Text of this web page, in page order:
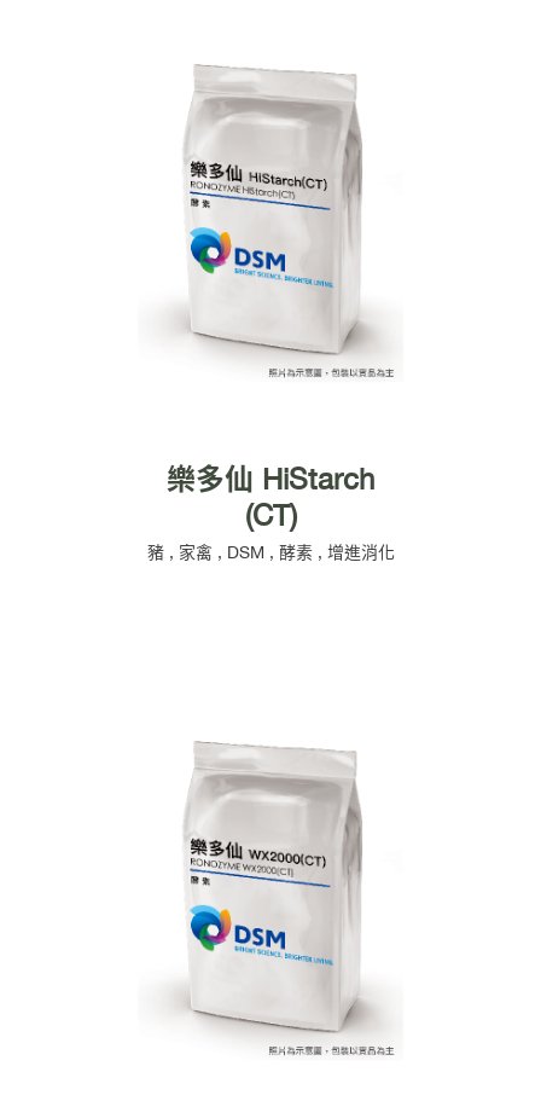
樂多仙 HiStarch
(CT)
豬, 家禽 , DSM , 酵素, 增進消化